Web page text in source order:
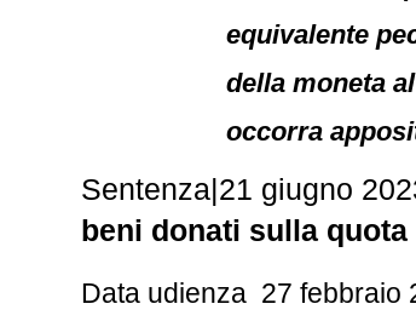
equivalente
della moneta
occorra
Sentenza|21 giugno
beni donati sulla quota
Data udienza 27 febbraio